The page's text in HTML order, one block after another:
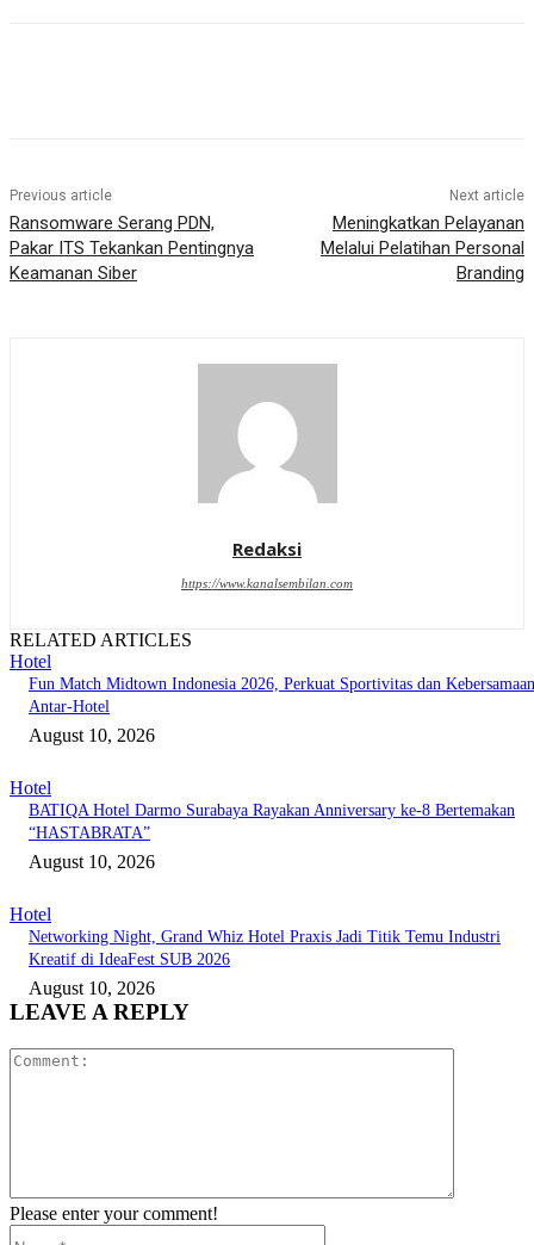
Previous article
Ransomware Serang PDN,
Pakar ITS Tekankan Pentingnya
Keamanan Siber
Next article
Meningkatkan Pelayanan
Melalui Pelatihan Personal
Branding
Redaksi
https://www.kanalsembilan.com
RELATED ARTICLES
Hotel
Fun Match Midtown Indonesia 2026, Perkuat Sportivitas dan Kebersamaan
Antar-Hotel
August 10, 2026
Hotel
BATIQA Hotel Darmo Surabaya Rayakan Anniversary ke-8 Bertemakan
“HASTABRATA”
August 10, 2026
Hotel
Networking Night, Grand Whiz Hotel Praxis Jadi Titik Temu Industri
Kreatif di IdeaFest SUB 2026
August 10, 2026
LEAVE A REPLY
Please enter your comment!